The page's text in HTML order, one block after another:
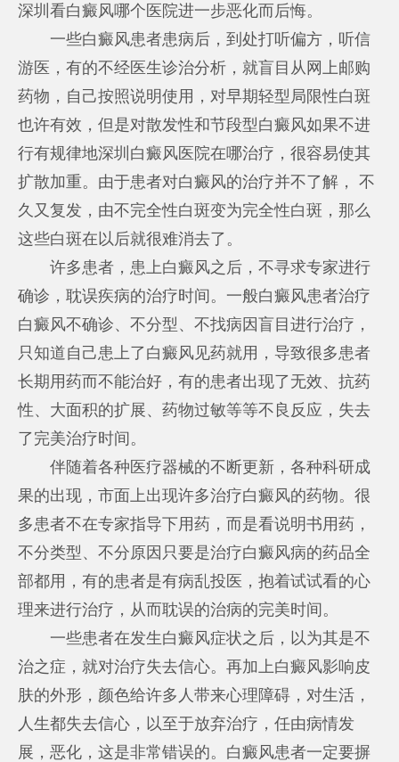
深圳看白癜风哪个医院进一步恶化而后悔。
一些白癜风患者患病后，到处打听偏方，听信
游医，有的不经医生诊治分析，就盲目从网上邮购
药物，自己按照说明使用，对早期轻型局限性白斑
也许有效，但是对散发性和节段型白癜风如果不进
行有规律地深圳白癜风医院在哪治疗，很容易使其
扩散加重。由于患者对白癜风的治疗并不了解， 不
久又复发，由不完全性白斑变为完全性白斑，那么
这些白斑在以后就很难消去了。
许多患者，患上白癜风之后，不寻求专家进行
确诊，耽误疾病的治疗时间。一般白癜风患者治疗
白癜风不确诊、不分型、不找病因盲目进行治疗，
只知道自己患上了白癜风见药就用，导致很多患者
长期用药而不能治好，有的患者出现了无效、抗药
性、大面积的扩展、药物过敏等等不良反应，失去
了完美治疗时间。
伴随着各种医疗器械的不断更新，各种科研成
果的出现，市面上出现许多治疗白癜风的药物。很
多患者不在专家指导下用药，而是看说明书用药，
不分类型、不分原因只要是治疗白癜风病的药品全
部都用，有的患者是有病乱投医，抱着试试看的心
理来进行治疗，从而耽误的治病的完美时间。
一些患者在发生白癜风症状之后，以为其是不
治之症，就对治疗失去信心。再加上白癜风影响皮
肤的外形，颜色给许多人带来心理障碍，对生活，
人生都失去信心，以至于放弃治疗，任由病情发
展，恶化，这是非常错误的。白癜风患者一定要摒